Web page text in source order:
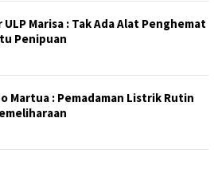
ULP Marisa : Tak Ada Alat Penghemat
Penipuan
Martua : Pemadaman Listrik Rutin